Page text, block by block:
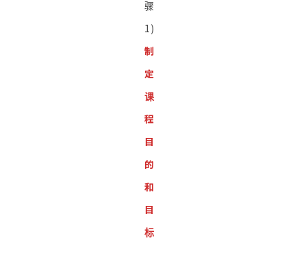
骤
1)
制
定
课
程
目
的
和
目
标